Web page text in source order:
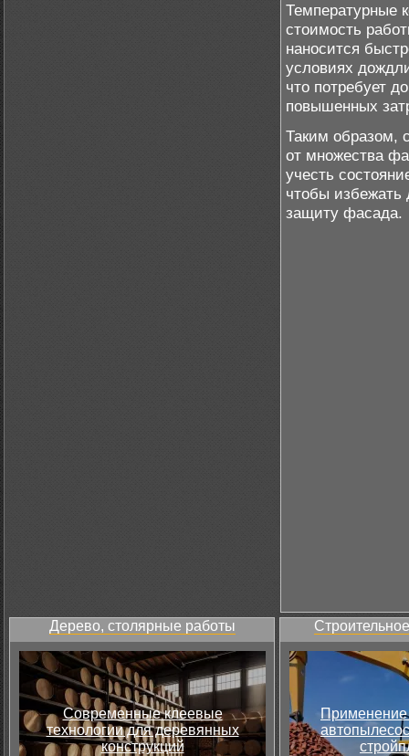
Температурные
стоимость
наносится
условиях
что потребует
повышенных
Таким образом,
от множества
учесть
чтобы избежать
защиту фасада.
Дерево, столярные работы
Современные клеевые
технологии для деревянных
конструкций
Применение